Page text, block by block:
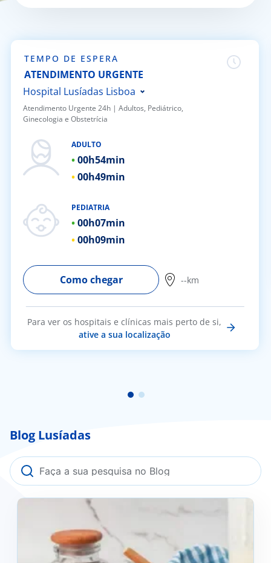
Sport
TEMPO DE ESPERA
ATENDIMENTO URGENTE
Hospital Lusíadas Lisboa
Hospital Lusíadas Porto
Hospital Lusíadas Braga
Hospital Lusíadas Amadora
Hospital Lusíadas Albufeira
Hospital Lusíadas Paços de
Ferreira
Atendimento Urgente 24h | ​Adultos, Pediátrico,
Ginecologia e Obstetrícia
ADULTO
00h54min
00h49min
PEDIATRIA
00h07min
00h09min
Como chegar --km
Para ver os hospitais e clínicas mais perto de si,
ative a sua localização
Blog Lusíadas
Kefir: O que é e os seus benefícios?